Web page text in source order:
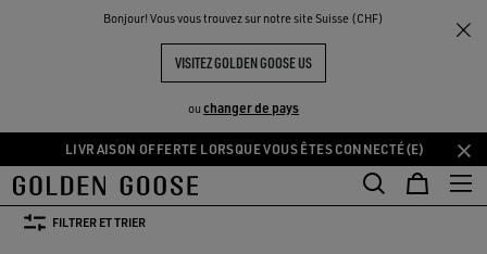
Bonjour! Vous vous trouvez sur notre site Suisse (CHF)
VISITEZ GOLDEN GOOSE US
ou changer de pays
Aller
au
contenu
Aller
au
contenu
LIVRAISON OFFERTE LORSQUE VOUS ÊTES CONNECTÉ(E)
THE
COMMUNITY
Vêtements Summer Selection
SÉLECTION ESTIVALE FEMME
Leather Selection
Leather Selection
Activewear
Activewear
Summer Selection
Summer Selection
Tout Voir
FILTRER ET TRIER